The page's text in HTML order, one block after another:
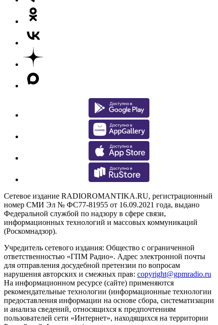
Сетевое издание RADIOROMANTIKA.RU, регистрационный
номер СМИ Эл № ФС77-81955 от 16.09.2021 года, выдано
Федеральной службой по надзору в сфере связи,
информационных технологий и массовых коммуникаций
(Роскомнадзор).
Учредитель сетевого издания: Общество с ограниченной
ответственностью «ГПМ Радио». Адрес электронной почты
для отправления досудебной претензии по вопросам
нарушения авторских и смежных прав: copyright@gpmradio.ru
На информационном ресурсе (сайте) применяются
рекомендательные технологии (информационные технологии
предоставления информации на основе сбора, систематизации
и анализа сведений, относящихся к предпочтениям
пользователей сети «Интернет», находящихся на территории